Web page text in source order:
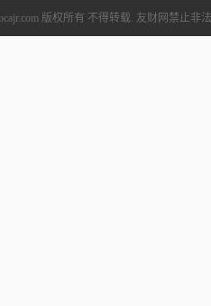
版权所有 不得转载. 友财网禁止非